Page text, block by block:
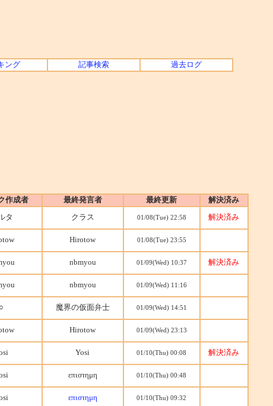
ング 記事検索 過去ログ
作成者 最終発言者 最終更新 解決済み
タ クラス 01/08(Tue) 22:58 解決済み
Hirotow 01/08(Tue) 23:55
nbmyou 01/09(Wed) 10:37 解決済み
nbmyou 01/09(Wed) 11:16
○ 魔界の仮面弁士 01/09(Wed) 14:51
Hirotow 01/09(Wed) 23:13
Yosi 01/10(Thu) 00:08 解決済み
επιστημη 01/10(Thu) 00:48
επιστημη 01/10(Thu) 09:32